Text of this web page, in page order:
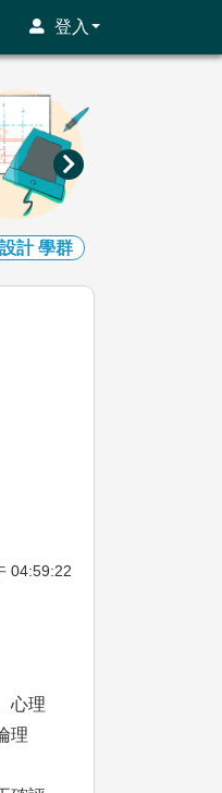
登入
計學群
04:59:22
心理
理